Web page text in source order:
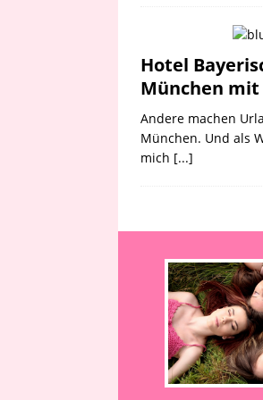
Hotel
München mit
Andere machen
München. Und als
mich [...]